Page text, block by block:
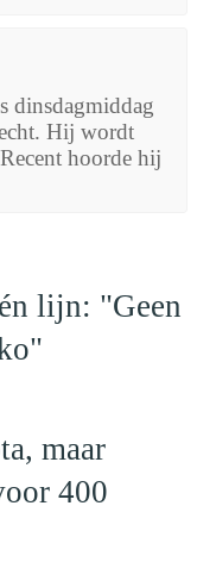
dinsdagmiddag
Hij wordt
hoorde hij
lijn: "Geen
maar
400